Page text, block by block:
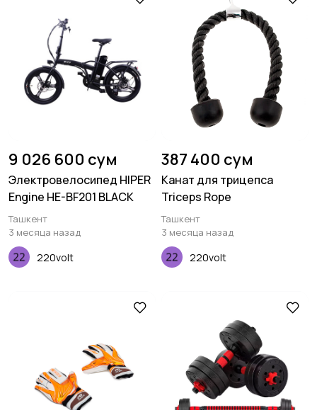
9 026 600 сум
Электровелосипед HIPER
Engine HE-BF201 BLACK
Ташкент
3 месяца назад
220volt
387 400 сум
Канат для трицепса
Triceps Rope
Ташкент
3 месяца назад
220volt